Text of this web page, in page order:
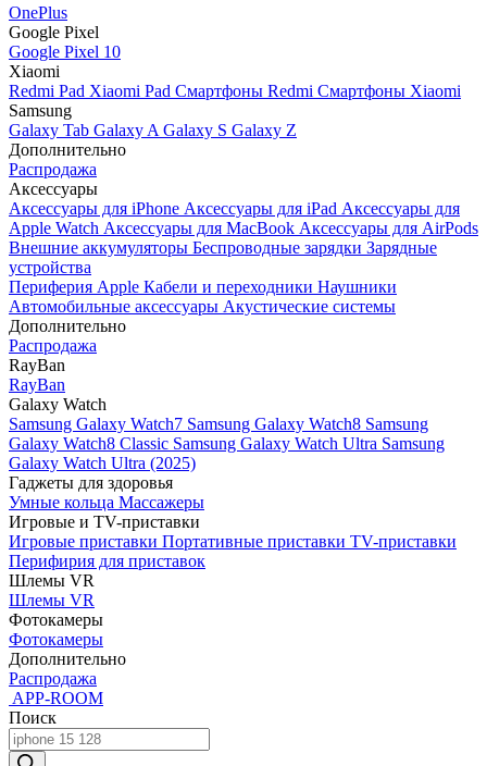
OnePlus
Google Pixel
Google Pixel 10
Xiaomi
Redmi Pad Xiaomi Pad Смартфоны Redmi Смартфоны Xiaomi
Samsung
Galaxy Tab Galaxy A Galaxy S Galaxy Z
Дополнительно
Распродажа
Аксессуары
Аксессуары для iPhone Аксессуары для iPad Аксессуары для
Apple Watch Аксессуары для MacBook Аксессуары для AirPods
Внешние аккумуляторы Беспроводные зарядки Зарядные
устройства
Периферия Apple Кабели и переходники Наушники
Автомобильные аксессуары Акустические системы
Дополнительно
Распродажа
RayBan
RayBan
Galaxy Watch
Samsung Galaxy Watch7 Samsung Galaxy Watch8 Samsung
Galaxy Watch8 Classic Samsung Galaxy Watch Ultra Samsung
Galaxy Watch Ultra (2025)
Гаджеты для здоровья
Умные кольца Массажеры
Игровые и TV-приставки
Игровые приставки Портативные приставки TV-приставки
Перифирия для приставок
Шлемы VR
Шлемы VR
Фотокамеры
Фотокамеры
Дополнительно
Распродажа
APP-ROOM
Поиск
Поиск
товаров